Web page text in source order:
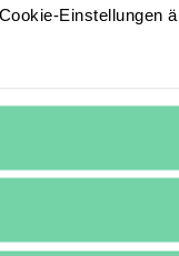
Einstellungen